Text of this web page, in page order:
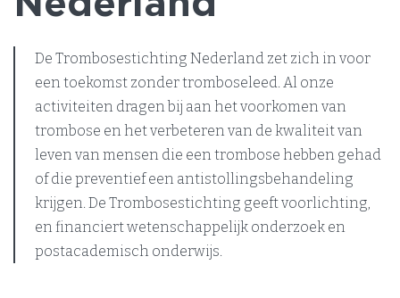
De Trombosestichting Nederland zet zich in voor
een toekomst zonder tromboseleed. Al onze
activiteiten dragen bij aan het voorkomen van
trombose en het verbeteren van de kwaliteit van
leven van mensen die een trombose hebben gehad
of die preventief een antistollingsbehandeling
krijgen. De Trombosestichting geeft voorlichting,
en financiert wetenschappelijk onderzoek en
postacademisch onderwijs.